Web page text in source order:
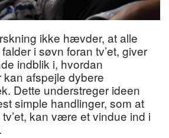
ikke hævder, at alle
i søvn foran tv’et, giver
indblik i, hvordan
afspejle dybere
Dette understreger ideen
simple handlinger, som at
kan være et vindue ind i